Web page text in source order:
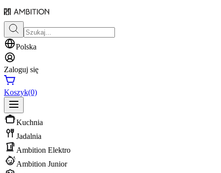
Polska
Zaloguj się
Koszyk(0)
Kuchnia
Jadalnia
Ambition Elektro
Ambition Junior